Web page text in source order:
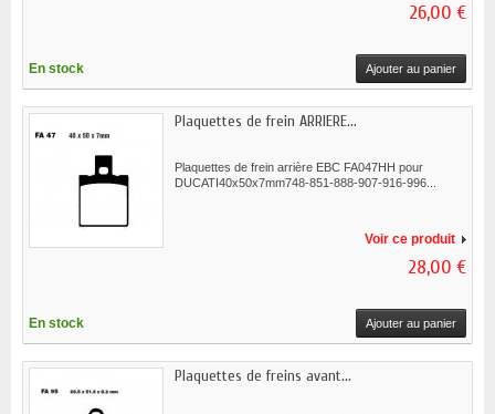
26,00 €
En stock Ajouter au panier
Plaquettes de frein ARRIERE...
Plaquettes de frein arrière EBC FA047HH pour
DUCATI40x50x7mm748-851-888-907-916-996...
Voir ce produit
28,00 €
En stock Ajouter au panier
Plaquettes de freins avant...